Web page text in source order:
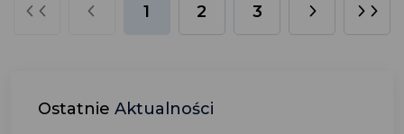
1 2 3
Ostatnie Aktualności